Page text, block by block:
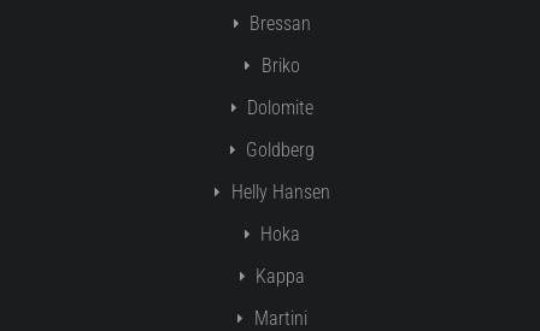
Bressan
Briko
Dolomite
Goldberg
Helly Hansen
Hoka
Kappa
Martini